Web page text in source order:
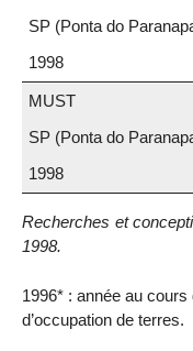
SP (Ponta do
1998
MUST
SP (Ponta do
1998
Recherches et
1998.
1996* : année au cours
d’occupation de terres.